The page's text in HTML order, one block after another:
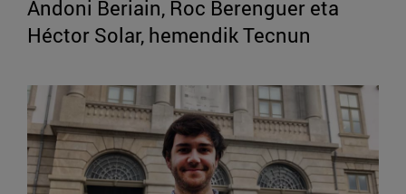
Andoni Beriain, Roc Berenguer eta
Héctor Solar, hemendik Tecnun